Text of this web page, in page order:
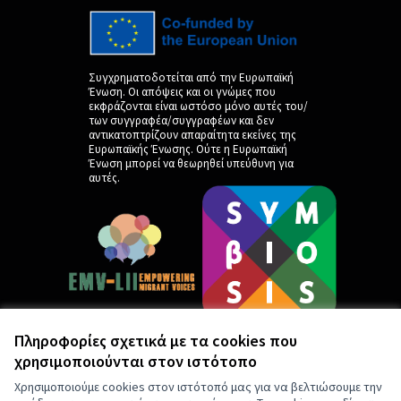
Πληροφορίες σχετικά με τα cookies που
χρησιμοποιούνται στον ιστότοπο
Χρησιμοποιούμε cookies στον ιστότοπό μας για να βελτιώσουμε την
Συγχρηματοδοτείται από την Ευρωπαϊκή
Ένωση. Οι απόψεις και οι γνώμες που
εκφράζονται είναι ωστόσο μόνο αυτές του/
των συγγραφέα/συγγραφέων και δεν
αντικατοπτρίζουν απαραίτητα εκείνες της
Ευρωπαϊκής Ένωσης. Ούτε η Ευρωπαϊκή
Ένωση μπορεί να θεωρηθεί υπεύθυνη για
αυτές.
by